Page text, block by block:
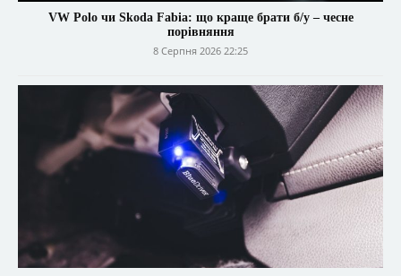
VW Polo чи Skoda Fabia: що краще брати б/у – чесне
порівняння
8 Серпня 2026 22:25